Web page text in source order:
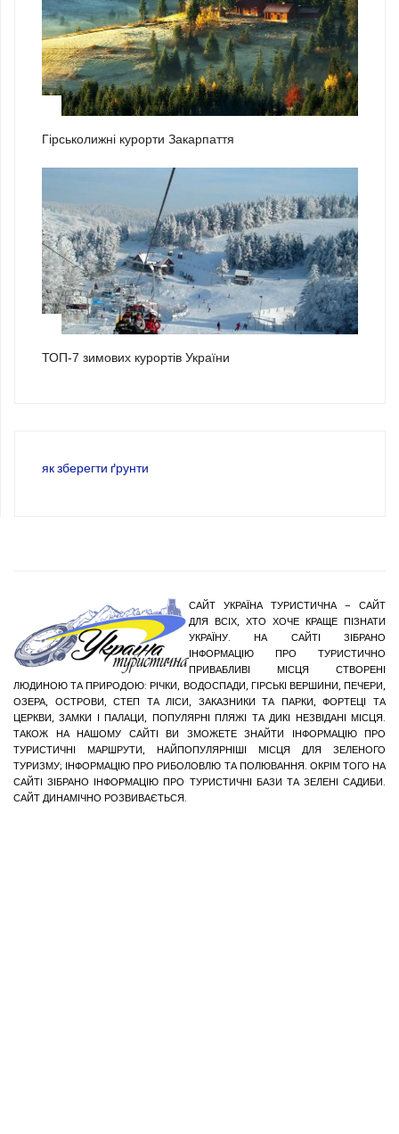
Гірськолижні курорти Закарпаття
ТОП-7 зимових курортів України
як зберегти ґрунти
САЙТ УКРАЇНА ТУРИСТИЧНА – САЙТ
ДЛЯ ВСІХ, ХТО ХОЧЕ КРАЩЕ ПІЗНАТИ
УКРАЇНУ. НА САЙТІ ЗІБРАНО
ІНФОРМАЦІЮ ПРО ТУРИСТИЧНО
ПРИВАБЛИВІ МІСЦЯ СТВОРЕНІ
ЛЮДИНОЮ ТА ПРИРОДОЮ: РІЧКИ, ВОДОСПАДИ, ГІРСЬКІ ВЕРШИНИ, ПЕЧЕРИ,
ОЗЕРА, ОСТРОВИ, СТЕП ТА ЛІСИ, ЗАКАЗНИКИ ТА ПАРКИ, ФОРТЕЦІ ТА
ЦЕРКВИ, ЗАМКИ І ПАЛАЦИ, ПОПУЛЯРНІ ПЛЯЖІ ТА ДИКІ НЕЗВІДАНІ МІСЦЯ.
ТАКОЖ НА НАШОМУ САЙТІ ВИ ЗМОЖЕТЕ ЗНАЙТИ ІНФОРМАЦІЮ ПРО
ТУРИСТИЧНІ МАРШРУТИ, НАЙПОПУЛЯРНІШІ МІСЦЯ ДЛЯ ЗЕЛЕНОГО
ТУРИЗМУ; ІНФОРМАЦІЮ ПРО РИБОЛОВЛЮ ТА ПОЛЮВАННЯ. ОКРІМ ТОГО НА
САЙТІ ЗІБРАНО ІНФОРМАЦІЮ ПРО ТУРИСТИЧНІ БАЗИ ТА ЗЕЛЕНІ САДИБИ.
САЙТ ДИНАМІЧНО РОЗВИВАЄТЬСЯ.